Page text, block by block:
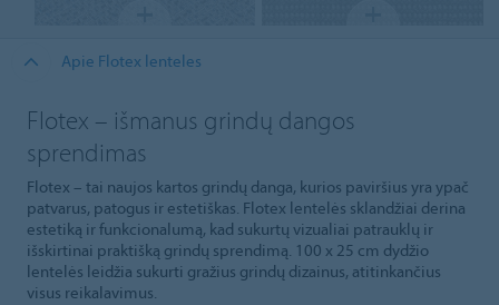
Apie Flotex lenteles
Flotex – išmanus grindų dangos
sprendimas
Flotex – tai naujos kartos grindų danga, kurios paviršius yra ypač
patvarus, patogus ir estetiškas. Flotex lentelės sklandžiai derina
estetiką ir funkcionalumą, kad sukurtų vizualiai patrauklų ir
išskirtinai praktišką grindų sprendimą. 100 x 25 cm dydžio
lentelės leidžia sukurti gražius grindų dizainus, atitinkančius
visus reikalavimus.